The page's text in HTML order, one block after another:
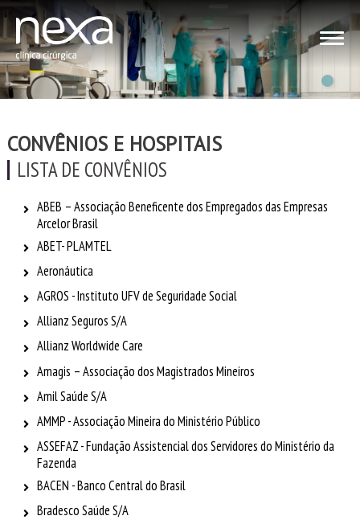
CONVÊNIOS E HOSPITAIS
LISTA DE CONVÊNIOS
ABEB – Associação Beneficente dos Empregados das Empresas
Arcelor Brasil
ABET- PLAMTEL
Aeronáutica
AGROS - Instituto UFV de Seguridade Social
Allianz Seguros S/A
Allianz Worldwide Care
Amagis – Associação dos Magistrados Mineiros
Amil Saúde S/A
AMMP - Associação Mineira do Ministério Público
ASSEFAZ - Fundação Assistencial dos Servidores do Ministério da
Fazenda
BACEN - Banco Central do Brasil
Bradesco Saúde S/A